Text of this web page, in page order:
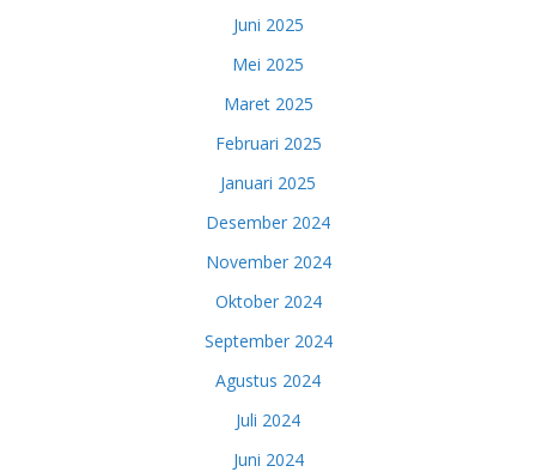
Juni 2025
Mei 2025
Maret 2025
Februari 2025
Januari 2025
Desember 2024
November 2024
Oktober 2024
September 2024
Agustus 2024
Juli 2024
Juni 2024